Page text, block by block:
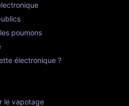
poumons
électronique ?
le vapotage